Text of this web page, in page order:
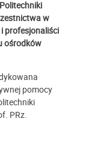
w
profesjonaliści
ośrodków
pomocy
PRz.